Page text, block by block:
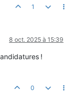
1
8 oct. 2025 à 15:39
!
0